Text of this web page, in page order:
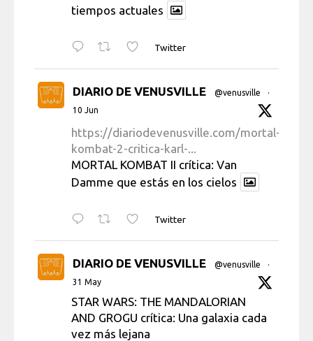
tiempos actuales
Twitter
DIARIO DE VENUSVILLE @venusville
·
10 Jun
https://diariodevenusville.com/mortal-
kombat-2-critica-karl-...
MORTAL KOMBAT II crítica: Van
Damme que estás en los cielos
Twitter
DIARIO DE VENUSVILLE @venusville
·
31 May
STAR WARS: THE MANDALORIAN
AND GROGU crítica: Una galaxia cada
vez más lejana